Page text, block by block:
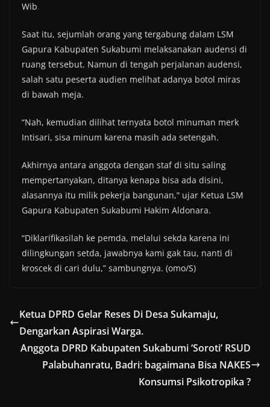
Wib.
Saat itu, sejumlah orang yang tergabung dalam LSM
Gapura Kabupaten Sukabumi melaksanakan audensi di
ruang tersebut. Namun di tengah perjalanan audensi,
salah satu peserta audien melihat adanya botol miras
di bawah meja.
“Nah, kemudian dilihat ternyata botol minuman merk
Intisari, sisa minum karena masih ada setengah.
Akhirnya antara anggota dengan staf di situ saling
mempertanyakan, ditanya kenapa bisa ada disini,
alasannya itu milik pekerja bangunan,” ujar Ketua LSM
Gapura Kabupaten Sukabumi Hakim Aldonara.
“Diklarifikasilah ke pemda, melalui sekda karena ini
dilingkungan setda, jawabnya kami gak tau, nanti di
kroscek di cari dulu,” sambungnya. (omo/S)
Ketua DPRD Gelar Reses Di Desa Sukamaju,
Dengarkan Aspirasi Warga.
Anggota DPRD Kabupaten Sukabumi ‘Soroti’ RSUD
Palabuhanratu, Badri: bagaimana Bisa NAKES
Konsumsi Psikotropika ?